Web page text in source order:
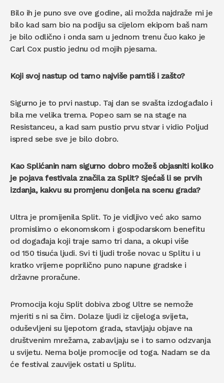
Bilo ih je puno sve ove godine, ali možda najdraže mi je
bilo kad sam bio na podiju sa cijelom ekipom baš nam
je bilo odlično i onda sam u jednom trenu čuo kako je
Carl Cox pustio jednu od mojih pjesama.
Koji svoj nastup od tamo najviše pamtiš i zašto?
Sigurno je to prvi nastup. Taj dan se svašta izdogađalo i
bila me velika trema. Popeo sam se na stage na
Resistanceu, a kad sam pustio prvu stvar i vidio Poljud
ispred sebe sve je bilo dobro.
Kao Splićanin nam sigurno dobro možeš objasniti koliko
je pojava festivala značila za Split? Sjećaš li se prvih
izdanja, kakvu su promjenu donijela na scenu grada?
Ultra je promijenila Split. To je vidljivo već ako samo
promislimo o ekonomskom i gospodarskom benefitu
od događaja koji traje samo tri dana, a okupi više
od 150 tisuća ljudi. Svi ti ljudi troše novac u Splitu i u
kratko vrijeme poprilično puno napune gradske i
državne proračune.
Promocija koju Split dobiva zbog Ultre se nemože
mjeriti s ni sa čim. Dolaze ljudi iz cijeloga svijeta,
oduševljeni su ljepotom grada, stavljaju objave na
društvenim mrežama, zabavljaju se i to samo odzvanja
u svijetu. Nema bolje promocije od toga. Nadam se da
će festival zauvijek ostati u Splitu.